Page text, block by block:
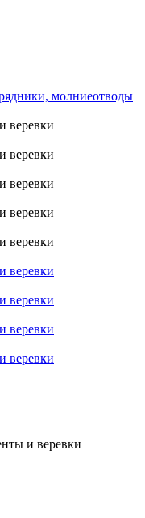
молниеотводы
веревки
и веревки